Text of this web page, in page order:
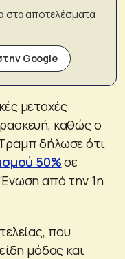
στα αποτελέσματα
Google
μετοχές
καθώς ο
δήλωσε ότι
50%σε
από την 1η
που
μόδας και